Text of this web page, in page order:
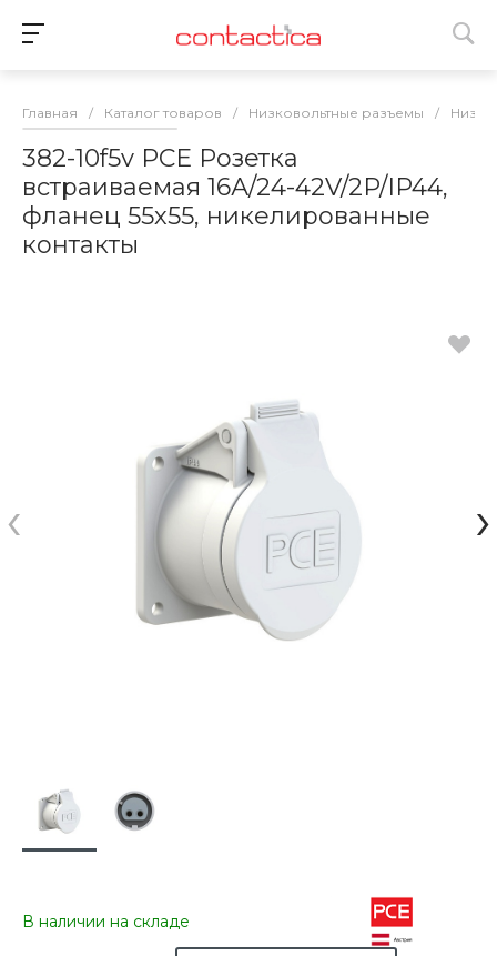
Главная / Каталог товаров / Низковольтные разъемы /
382-10f5v PCE Розетка
встраиваемая 16А/24-42V/2P/IP44,
фланец 55х55, никелированные
контакты
‹ ›
В наличии на складе